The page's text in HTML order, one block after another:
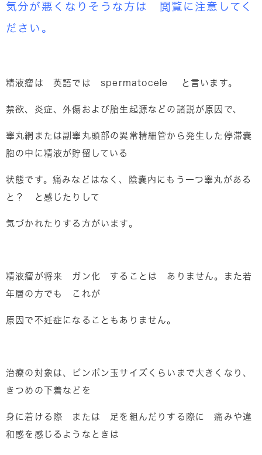
気分が悪くなりそうな方は 閲覧に注意してく
ださい。
精液瘤は 英語では spermatocele と言います。
禁欲、炎症、外傷および胎生起源などの諸説が原因で、
睾丸網または副睾丸頭部の異常精細管から発生した停滞嚢
胞の中に精液が貯留している
状態です。痛みなどはなく、陰嚢内にもう一つ睾丸がある
と？ と感じたりして
気づかれたりする方がいます。
精液瘤が将来 ガン化 することは ありません。また若
年層の方でも これが
原因で不妊症になることもありません。
治療の対象は、ピンポン玉サイズくらいまで大きくなり、
きつめの下着などを
身に着ける際 または 足を組んだりする際に 痛みや違
和感を感じるようなときは